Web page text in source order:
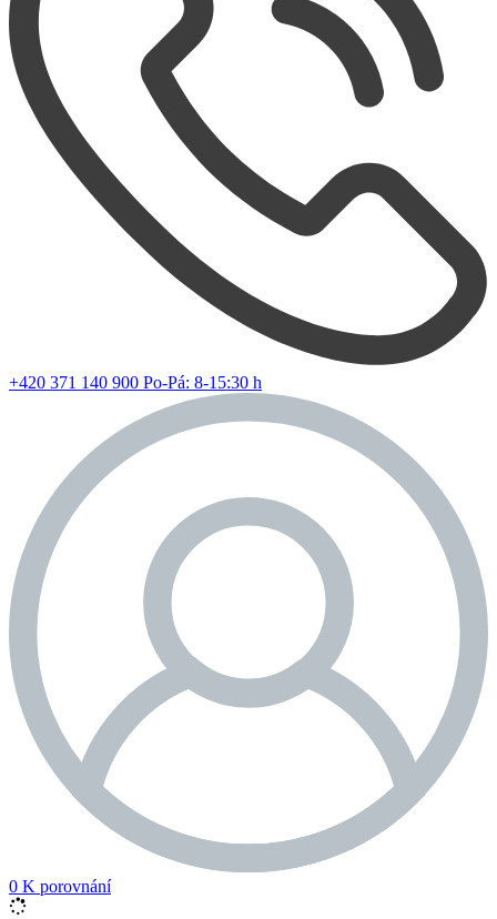
+420 371 140 900 Po-Pá: 8-15:30 h
0 K porovnání